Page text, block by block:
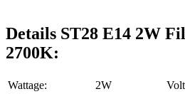
Details ST28 E14 2W
2700K:
Wattage: 2W